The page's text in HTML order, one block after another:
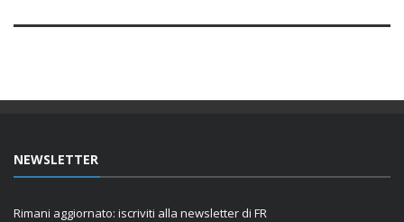
NEWSLETTER
Rimani aggiornato: iscriviti alla newsletter di FR